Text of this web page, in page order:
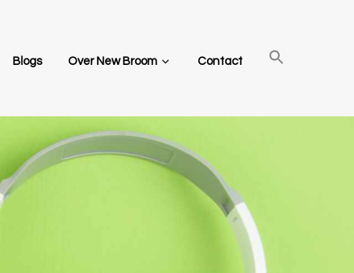
Blogs Over New Broom Contact